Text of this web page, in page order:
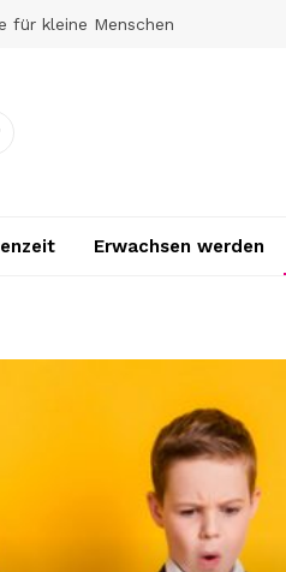
für kleine Menschen
Erwachsen werden